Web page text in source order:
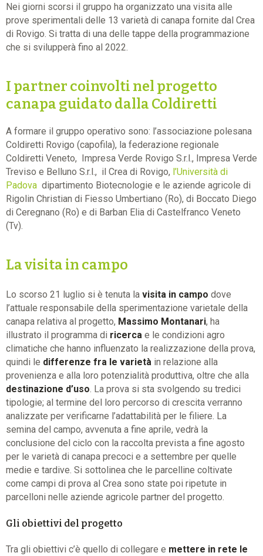
Nei giorni scorsi il gruppo ha organizzato una visita alle
prove sperimentali delle 13 varietà di canapa fornite dal Crea
di Rovigo. Si tratta di una delle tappe della programmazione
che si svilupperà fino al 2022.
I partner coinvolti nel progetto
canapa guidato dalla Coldiretti
A formare il gruppo operativo sono: l’associazione polesana
Coldiretti Rovigo (capofila), la federazione regionale
Coldiretti Veneto, Impresa Verde Rovigo S.r.l., Impresa Verde
Treviso e Belluno S.r.l., il Crea di Rovigo, l’Università di
Padova dipartimento Biotecnologie e le aziende agricole di
Rigolin Christian di Fiesso Umbertiano (Ro), di Boccato Diego
di Ceregnano (Ro) e di Barban Elia di Castelfranco Veneto
(Tv).
La visita in campo
Lo scorso 21 luglio si è tenuta la visita in campo dove
l’attuale responsabile della sperimentazione varietale della
canapa relativa al progetto, Massimo Montanari, ha
illustrato il programma di ricerca e le condizioni agro
climatiche che hanno influenzato la realizzazione della prova,
quindi le differenze fra le varietà in relazione alla
provenienza e alla loro potenzialità produttiva, oltre che alla
destinazione d’uso. La prova si sta svolgendo su tredici
tipologie; al termine del loro percorso di crescita verranno
analizzate per verificarne l’adattabilità per le filiere. La
semina del campo, avvenuta a fine aprile, vedrà la
conclusione del ciclo con la raccolta prevista a fine agosto
per le varietà di canapa precoci e a settembre per quelle
medie e tardive. Si sottolinea che le parcelline coltivate
come campi di prova al Crea sono state poi ripetute in
parcelloni nelle aziende agricole partner del progetto.
Gli obiettivi del progetto
Tra gli obiettivi c’è quello di collegare e mettere in rete le